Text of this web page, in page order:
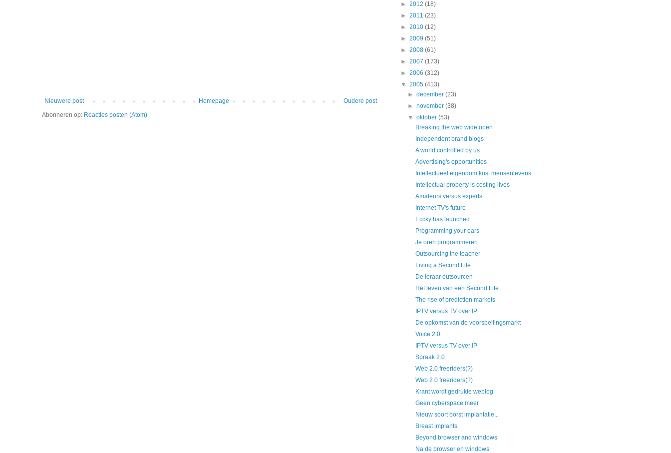
Nieuwere post Oudere post
Homepage
Abonneren op: Reacties posten (Atom)
► 2012 (18)
► 2011 (23)
► 2010 (12)
► 2009 (51)
► 2008 (61)
► 2007 (173)
► 2006 (312)
▼ 2005 (413)
►december(23)
►november(38)
▼oktober(53)
Breaking the web wide open
Independent brand blogs
A world controlled by us
Advertising's opportunities
Intellectueel eigendom kost mensenlevens
Intellectual property is costing lives
Amateurs versus experts
Internet TV's future
Eccky has launched
Programming your ears
Je oren programmeren
Outsourcing the teacher
Living a Second Life
De leraar outsourcen
Het leven van een Second Life
The rise of prediction markets
IPTV versus TV over IP
De opkomst van de voorspellingsmarkt
Voice 2.0
IPTV versus TV over IP
Spraak 2.0
Web 2.0 freeriders(?)
Web 2.0 freeriders(?)
Krant wordt gedrukte weblog
Geen cyberspace meer
Nieuw soort borst implantatie...
Breast implants
Beyond browser and windows
Na de browser en windows